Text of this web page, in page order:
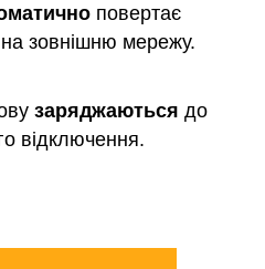
повертає
зовнішню мережу.
заряджаються до
відключення.